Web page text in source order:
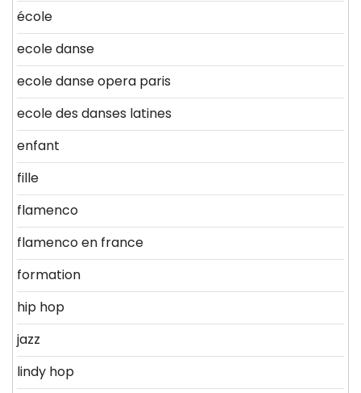
école
ecole danse
ecole danse opera paris
ecole des danses latines
enfant
fille
flamenco
flamenco en france
formation
hip hop
jazz
lindy hop